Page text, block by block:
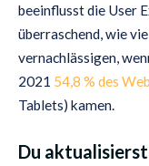
beeinflusst die User
überraschend, wie
vernachlässigen,
2021 54,8 % des
Tablets) kamen.
Du